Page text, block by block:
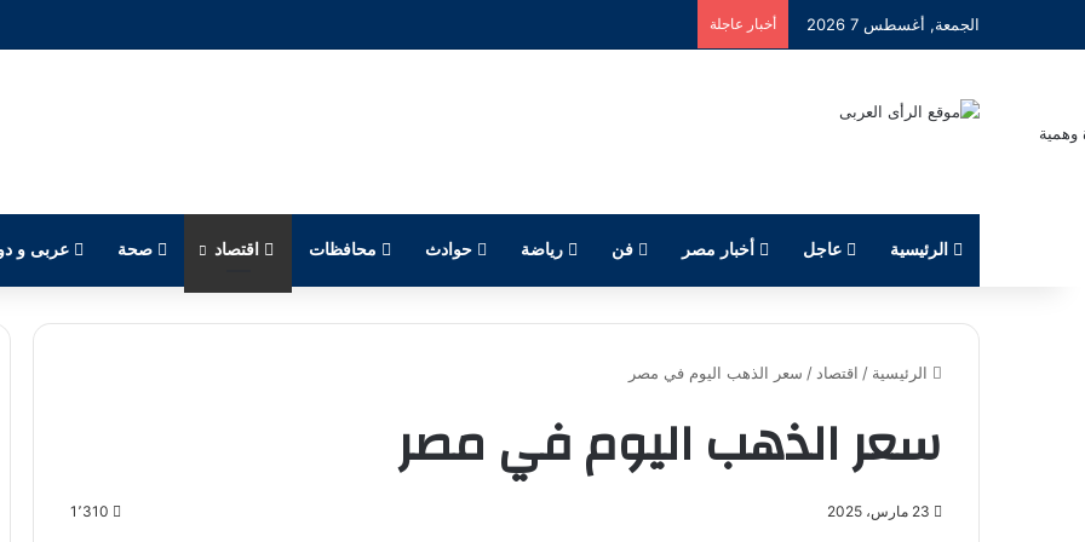
الجمعة, أغسطس 7 2026 أخبار عاجلة
الرئيسية عاجل أخبار مصر فن رياضة حوادث محافظات اقتصاد صحة عربى و
الرئيسية / اقتصاد / سعر الذهب اليوم في مصر
سعر الذهب اليوم في مصر
23 مارس، 2025 1٬310